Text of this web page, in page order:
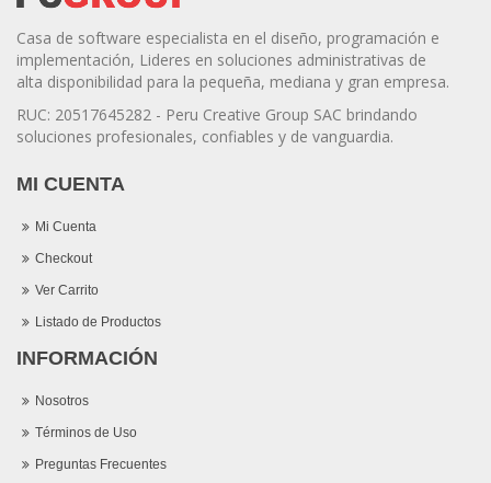
Casa de software especialista en el diseño, programación e
implementación, Lideres en soluciones administrativas de
alta disponibilidad para la pequeña, mediana y gran empresa.
RUC: 20517645282 - Peru Creative Group SAC brindando
soluciones profesionales, confiables y de vanguardia.
MI CUENTA
Mi Cuenta
Checkout
Ver Carrito
Listado de Productos
INFORMACIÓN
Nosotros
Términos de Uso
Preguntas Frecuentes